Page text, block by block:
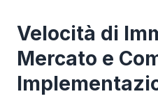
Velocità di
Mercato e